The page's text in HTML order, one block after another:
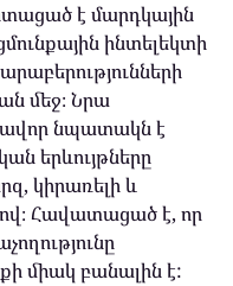
է մարդկային
ինտելեկտի
մեջ։ Նրա
նպատակն է
երևույթները
կիրառելի և
Հավատացած է, որ
միակ բանալին է: